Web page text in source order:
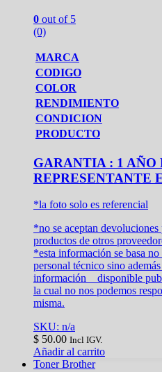
0 out of 5
(0)
MARCA
CODIGO
COLOR
RENDIMIENTO
CONDICION
PRODUCTO
GARANTIA : 1 AÑO
REPRESENTANTE
*la foto solo es referencial
*no se aceptan
productos de otros
*esta información se basa
personal técnico sino
información disponible
la cual no nos podemos
misma.
SKU: n/a
$ 50.00 Incl IGV.
Añadir al carrito
Toner Brother